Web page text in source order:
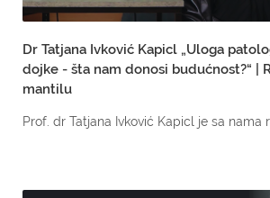
Dr Tatjana Ivković Kapicl „Uloga
dojke - šta nam donosi budućnost?“ |
mantilu
Prof. dr Tatjana Ivković Kapicl je sa nama